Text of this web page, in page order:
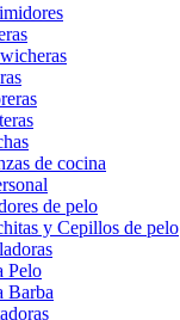
de cocina
de pelo
y Cepillos de pelo
Pelo
Barba